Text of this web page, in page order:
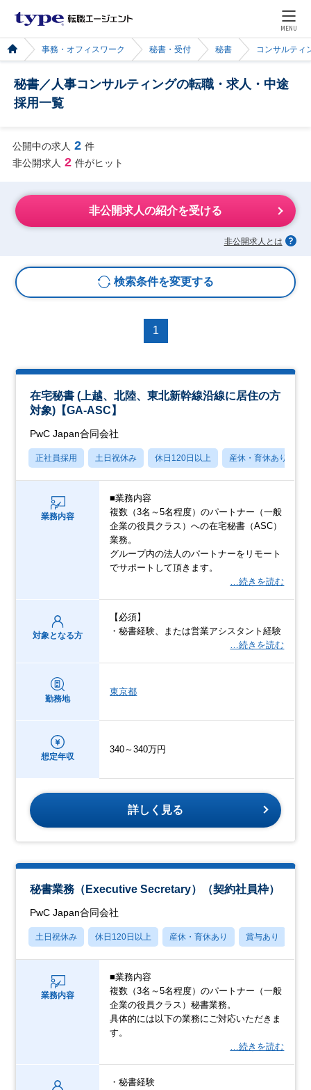
MENU
事務・オフィスワーク 秘書・受付 秘書 コンサルティ
秘書／人事コンサルティングの転職・求人・中途
採用一覧
公開中の求人 2 件
非公開求人 2 件がヒット
非公開求人の紹介を受ける
非公開求人とは
検索条件を変更する
1
在宅秘書 (上越、北陸、東北新幹線沿線に居住の方
対象)【GA-ASC】
PwC Japan合同会社
正社員採用 土日祝休み 休日120日以上 産休・育休あり
業務内容
■業務内容
複数（3名～5名程度）のパートナー（一般
企業の役員クラス）への在宅秘書（ASC）
業務。
グループ内の法人のパートナーをリモート
でサポートして頂きます。
…続きを読む
対象となる方
【必須】
・秘書経験、または営業アシスタント経験
…続きを読む
勤務地
東京都
想定年収
340～340万円
詳しく見る
秘書業務（Executive Secretary）（契約社員枠）
PwC Japan合同会社
土日祝休み 休日120日以上 産休・育休あり 賞与あり
業務内容
■業務内容
複数（3名～5名程度）のパートナー（一般
企業の役員クラス）秘書業務。
具体的には以下の業務にご対応いただきま
す。
…続きを読む
・秘書経験